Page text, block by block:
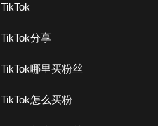
TikTok
TikTok分享
TikTok哪里买粉丝
TikTok怎么买粉